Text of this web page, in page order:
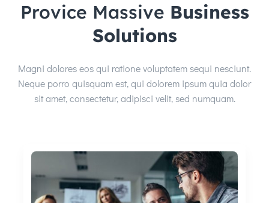
Provice Massive Business
Solutions
Magni dolores eos qui ratione voluptatem sequi nesciunt.
Neque porro quisquam est, qui dolorem ipsum quia dolor
sit amet, consectetur, adipisci velit, sed numquam.